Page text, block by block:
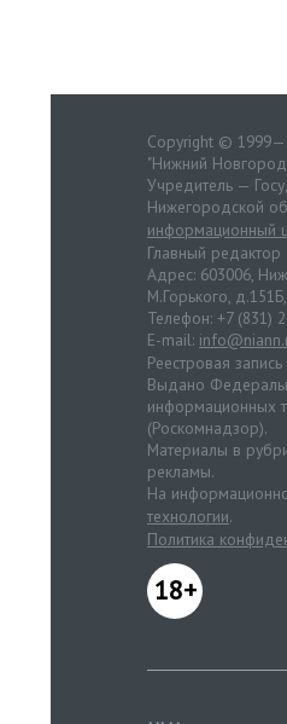
Copyright ©
"Нижний
Учредитель —
Нижегородской
информационный
Главный
Адрес: 603006,
М.Горького,
Телефон: +7 (831)
E-mail:
Реестровая
Выдано
информационных
(Роскомнадзор).
Материалы в
рекламы.
На
технологии.
Политика
18+